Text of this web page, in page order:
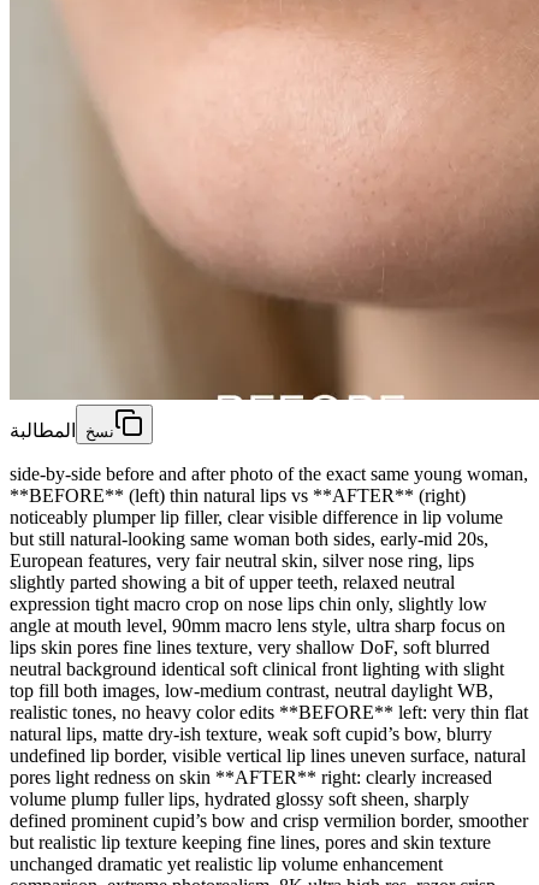
المطالبة نسخ
side-by-side before and after photo of the exact same young woman,
**BEFORE** (left) thin natural lips vs **AFTER** (right)
noticeably plumper lip filler, clear visible difference in lip volume
but still natural-looking same woman both sides, early-mid 20s,
European features, very fair neutral skin, silver nose ring, lips
slightly parted showing a bit of upper teeth, relaxed neutral
expression tight macro crop on nose lips chin only, slightly low
angle at mouth level, 90mm macro lens style, ultra sharp focus on
lips skin pores fine lines texture, very shallow DoF, soft blurred
neutral background identical soft clinical front lighting with slight
top fill both images, low-medium contrast, neutral daylight WB,
realistic tones, no heavy color edits **BEFORE** left: very thin flat
natural lips, matte dry-ish texture, weak soft cupid’s bow, blurry
undefined lip border, visible vertical lip lines uneven surface, natural
pores light redness on skin **AFTER** right: clearly increased
volume plump fuller lips, hydrated glossy soft sheen, sharply
defined prominent cupid’s bow and crisp vermilion border, smoother
but realistic lip texture keeping fine lines, pores and skin texture
unchanged dramatic yet realistic lip volume enhancement